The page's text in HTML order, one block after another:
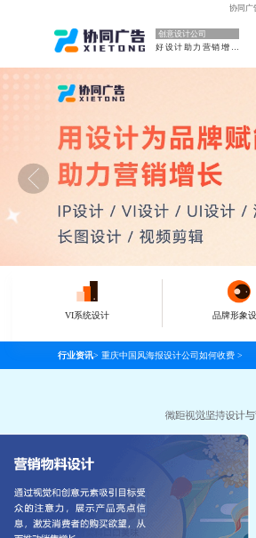
协同广
创意设计公司
好设计助力营销增长
VI系统设计 品牌形象
行业资讯> 重庆中国风海报设计公司如何收费 >